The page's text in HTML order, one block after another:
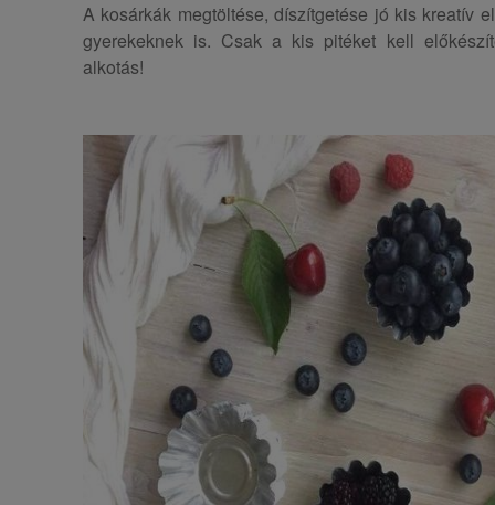
A kosárkák megtöltése, díszítgetése jó kis kreatív
gyerekeknek is. Csak a kis pitéket kell
alkotás!